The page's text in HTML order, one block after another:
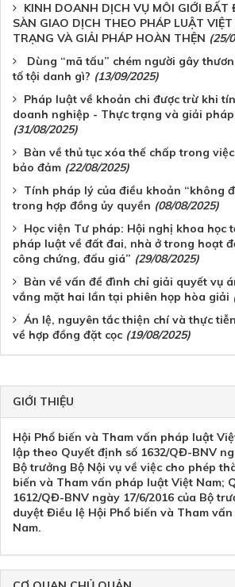
KINH DOANH DỊCH VỤ MÔI GIỚI BẤT
SÀN GIAO DỊCH THEO PHÁP LUẬT
TRẠNG VÀ GIẢI PHÁP HOÀN THỆN (25/
Dùng “mã tấu” chém người gây
tố tội danh gì? (13/09/2025)
Pháp luật về khoản chi được trừ khi
doanh nghiệp - Thực trạng và giải
(31/08/2025)
Bàn về thủ tục xóa thế chấp trong
bảo đảm (22/08/2025)
Tính pháp lý của điều khoản “không
trong hợp đồng ủy quyền (08/08/2025)
Học viện Tư pháp: Hội nghị khoa học
pháp luật về đất đai, nhà ở trong hoạt
công chứng, đấu giá” (29/08/2025)
Bàn về vấn đề đình chỉ giải quyết vụ
vắng mặt hai lần tại phiên họp hòa giải
Án lệ, nguyên tắc thiện chí và thực
về hợp đồng đặt cọc (19/08/2025)
GIỚI THIỆU
Hội Phổ biến và Tham vấn pháp luật
lập theo Quyết định số 1632/QĐ-BNV
Bộ trưởng Bộ Nội vụ về việc cho phép
biến và Tham vấn pháp luật Việt Nam;
1612/QĐ-BNV ngày 17/6/2016 của Bộ
duyệt Điều lệ Hội Phổ biến và Tham
Nam.